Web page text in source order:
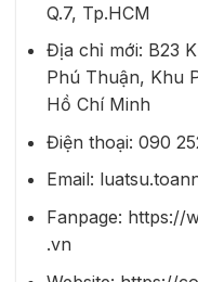
Q.7, Tp.HCM
Địa chỉ mới: B23
Phú Thuận, Khu
Hồ Chí Minh
Điện thoại: 090
Email:
Fanpage: https://
.vn